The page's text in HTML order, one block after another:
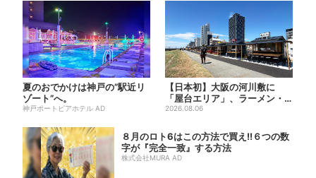
夏のおでかけは神戸の”駅近リ
ゾート”へ。
神戸ポートピアホテル AD
【日本初】大阪の河川敷に
「屋台エリア」、ラーメン・
焼肉・しゃぶしゃぶ・カフェ
2026.08.06
８月のロト6はこの方法で買え!!６つの数
字が『完全一致』する方法
株式会社MURA AD